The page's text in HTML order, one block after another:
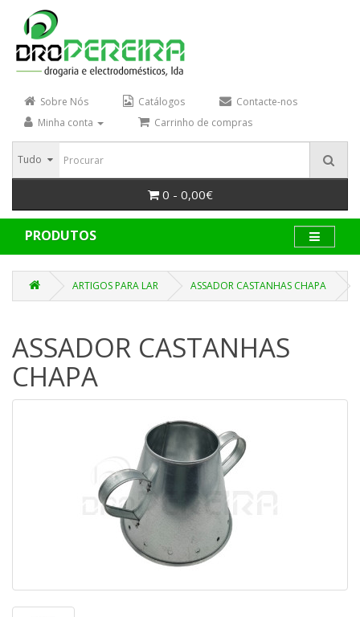
Sobre Nós Catálogos
Contacte-nos
Minha conta
Carrinho de compras
Tudo
0 - 0,00€
PRODUTOS
ARTIGOS PARA LAR ASSADOR CASTANHAS CHAPA
ASSADOR CASTANHAS
CHAPA